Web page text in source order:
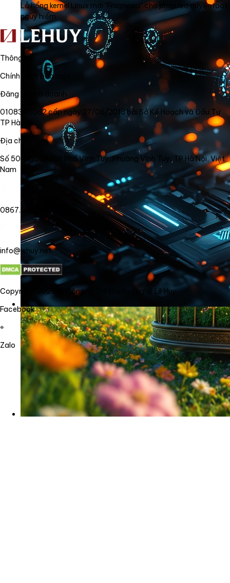
Lỗ hổng kernel Linux mới "Fragnesia" cho phép leo quyền root
nguy hiểm
Thông tin
Chính sách bảo mật
Đăng ký kinh doanh
0108340562 cấp ngày 27/06/2018 bởi Sở Kế Hoạch và Đầu Tư
TP Hà Nội
Địa chỉ
Số 50, Ngõ 34/56 Phố Vĩnh Tuy, Phường Vĩnh Tuy, TP Hà Nội, Việt
Nam
0867.800.878
info@lehuy.net
Copyright 2026 @ Công ty TNHH công nghệ Lê Huy
Facebook
Zalo